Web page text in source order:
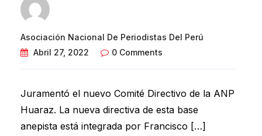
Asociación Nacional De Periodistas Del Perú
Abril 27, 2022
0 Comments
Juramentó el nuevo Comité Directivo de la ANP
Huaraz. La nueva directiva de esta base
anepista está integrada por Francisco […]